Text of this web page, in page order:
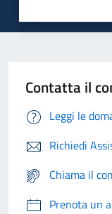
Contatta il
Leggi le
Richiedi
Chiama il
Prenota un